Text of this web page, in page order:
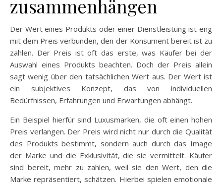
zusammenhängen
Der Wert eines Produkts oder einer Dienstleistung ist eng
mit dem Preis verbunden, den der Konsument bereit ist zu
zahlen. Der Preis ist oft das erste, was Käufer bei der
Auswahl eines Produkts beachten. Doch der Preis allein
sagt wenig über den tatsächlichen Wert aus. Der Wert ist
ein subjektives Konzept, das von individuellen
Bedürfnissen, Erfahrungen und Erwartungen abhängt.
Ein Beispiel hierfür sind Luxusmarken, die oft einen hohen
Preis verlangen. Der Preis wird nicht nur durch die Qualität
des Produkts bestimmt, sondern auch durch das Image
der Marke und die Exklusivität, die sie vermittelt. Käufer
sind bereit, mehr zu zahlen, weil sie den Wert, den die
Marke repräsentiert, schätzen. Hierbei spielen emotionale